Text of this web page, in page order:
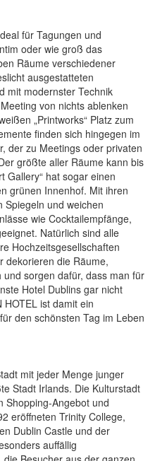
für Tagungen und
oder wie groß das
Räume verschiedener
ausgestatteten
mit modernster Technik
von nichts ablenken
„Printworks“ Platz zum
finden sich hingegen im
der zu Meetings oder privaten
größte aller Räume kann bis
Gallery“ hat sogar einen
grünen Innenhof. Mit ihren
Spiegeln und weichen
wie Cocktailempfänge,
Natürlich sind alle
Hochzeitsgesellschaften
dekorieren die Räume,
sorgen dafür, dass man für
Hotel Dublins gar nicht
ist damit ein
den schönsten Tag im Leben
mit jeder Menge junger
Stadt Irlands. Die Kulturstadt
Shopping-Angebot und
eröffneten Trinity College,
Dublin Castle und der
auffällig